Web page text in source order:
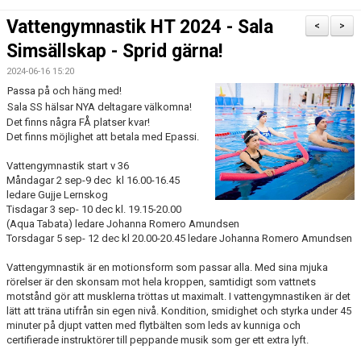
FÖRSÄLJNINGSAKTIVITETER
SIM-SHOP
KALENDER
>
<
Vattengymnastik HT 2024 - Sala
Simsällskap - Sprid gärna!
2024-06-16 15:20
Passa på och häng med!
Sala SS hälsar NYA deltagare välkomna!
Det finns några FÅ platser kvar!
Det finns möjlighet att betala med Epassi.
Vattengymnastik start v 36
Måndagar 2 sep-9 dec kl 16.00-16.45
ledare Gujje Lernskog
Tisdagar 3 sep- 10 dec kl. 19.15-20.00
(Aqua Tabata) ledare Johanna Romero Amundsen
Torsdagar 5 sep- 12 dec kl 20.00-20.45 ledare Johanna Romero Amundsen
Vattengymnastik är en motionsform som passar alla. Med sina mjuka
rörelser är den skonsam mot hela kroppen, samtidigt som vattnets
motstånd gör att musklerna tröttas ut maximalt. I vattengymnastiken är det
lätt att träna utifrån sin egen nivå. Kondition, smidighet och styrka under 45
minuter på djupt vatten med flytbälten som leds av kunniga och
certifierade instruktörer till peppande musik som ger ett extra lyft.